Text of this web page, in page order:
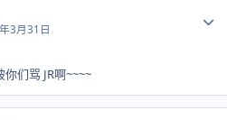
3月31日
们骂 JR啊~~~~